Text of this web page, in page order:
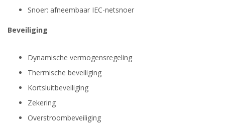
Snoer: afneembaar IEC-netsnoer
Beveiliging
Dynamische vermogensregeling
Thermische beveiliging
Kortsluitbeveiliging
Zekering
Overstroombeveiliging